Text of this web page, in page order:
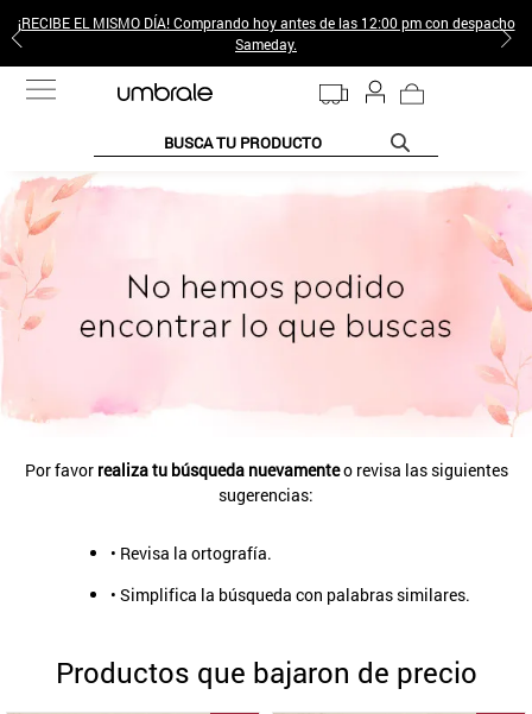
¡RECIBE EL MISMO DÍA! Comprando hoy antes de las 12:00 pm con despacho
Sameday.
BUSCA TU PRODUCTO
Por favor realiza tu búsqueda nuevamenteo revisa las siguientes
sugerencias:
• Revisa la ortografía.
• Simplifica la búsqueda con palabras similares.
Productos que bajaron de precio
TÉRMINOS MÁS BUSCADOS
sweter
poleras mujer
botas
7.
cafe
aros
blanco